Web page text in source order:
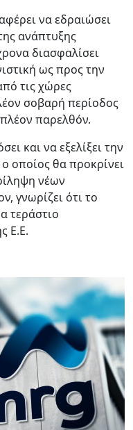
να εδραιώσει
ανάπτυξης
διασφαλίσει
ως προς την
τις χώρες
σοβαρή περίοδος
πλέον παρελθόν.
και να εξελίξει την
οποίος θα προκρίνει
νέων
γνωρίζει ότι το
τεράστιο
Ε.Ε.